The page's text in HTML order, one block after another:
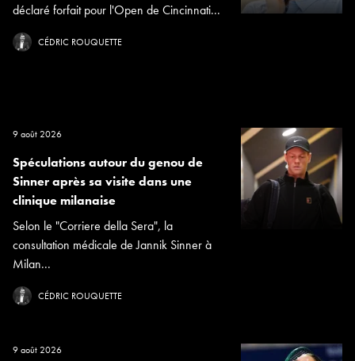
déclaré forfait pour l'Open de Cincinnati...
CÉDRIC ROUQUETTE
9 août 2026
Spéculations autour du genou de
Sinner après sa visite dans une
clinique milanaise
Selon le "Corriere della Sera", la
consultation médicale de Jannik Sinner à
Milan...
CÉDRIC ROUQUETTE
9 août 2026